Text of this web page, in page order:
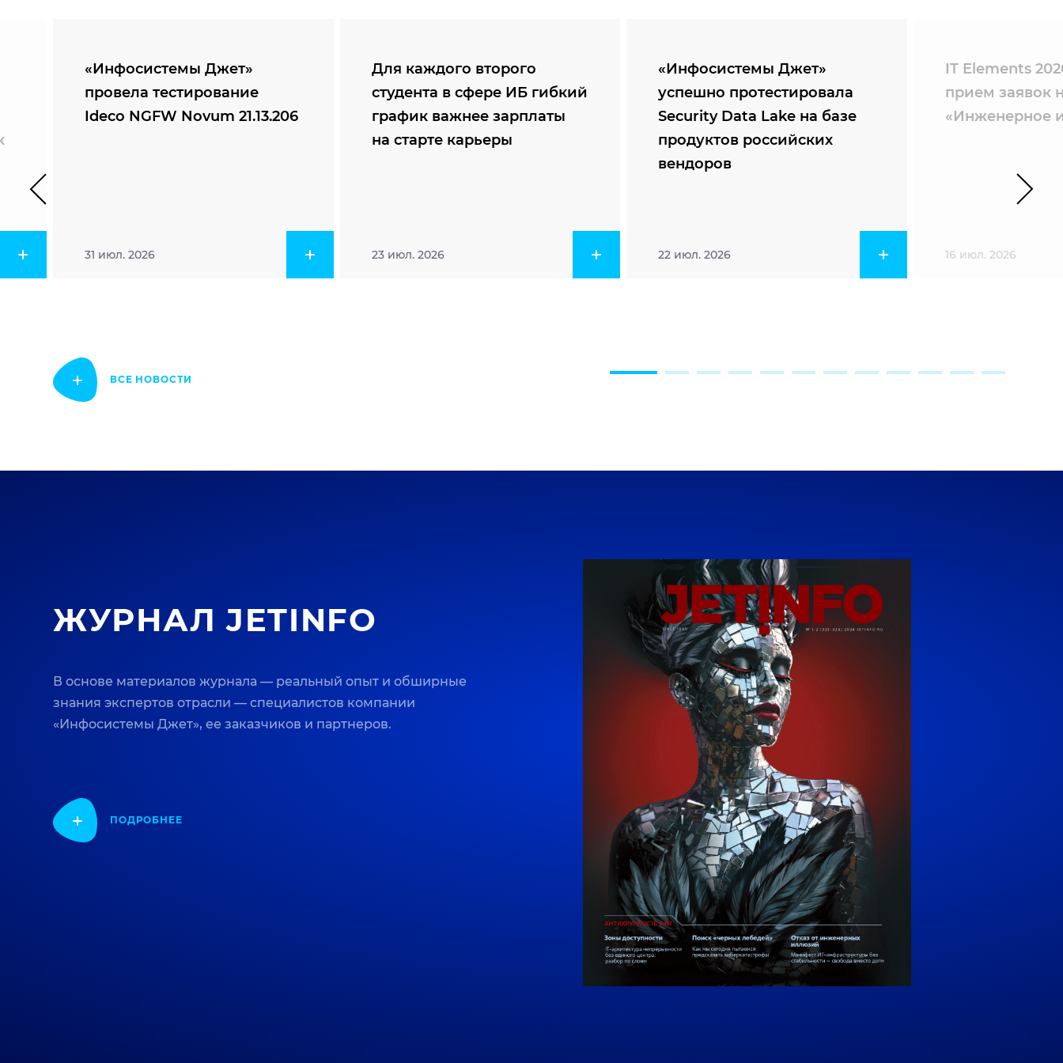
«Инфосистемы Джет»
провела тестирование
Ideco NGFW Novum 21.13.206
31 июл. 2026
Для каждого второго
студента в сфере ИБ гибкий
график важнее зарплаты
на старте карьеры
23 июл. 2026
«Инфосистемы Джет»
успешно протестировала
Security Data Lake на базе
продуктов российских
вендоров
22 июл. 2026
IT Elements
прием заявок
«Инженерное
16 июл. 2026
ВСЕ НОВОСТИ
ЖУРНАЛ JETINFO
В основе материалов журнала — реальный опыт и обширные
знания экспертов отрасли — специалистов компании
«Инфосистемы Джет», ее заказчиков и партнеров.
ПОДРОБНЕЕ